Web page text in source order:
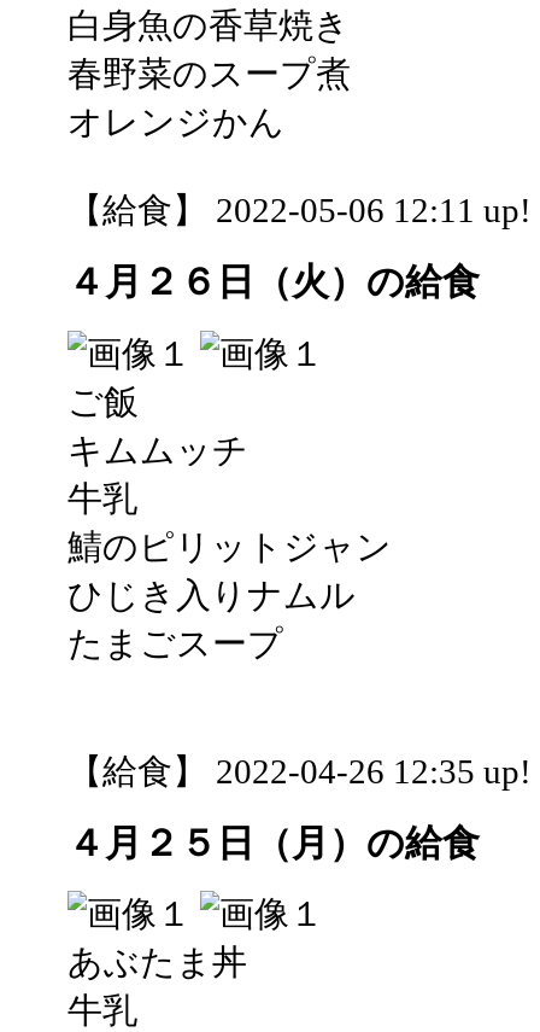
白身魚の香草焼き
春野菜のスープ煮
オレンジかん
【給食】 2022-05-06 12:11 up!
４月２６日（火）の給食
ご飯
キムムッチ
牛乳
鯖のピリットジャン
ひじき入りナムル
たまごスープ
【給食】 2022-04-26 12:35 up!
４月２５日（月）の給食
あぶたま丼
牛乳